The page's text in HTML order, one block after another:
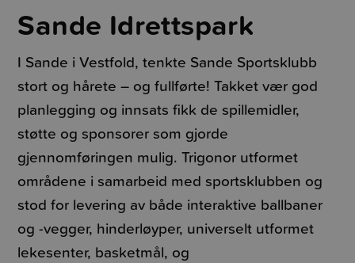
Sande Idrettspark
I Sande i Vestfold, tenkte Sande Sportsklubb
stort og hårete – og fullførte! Takket vær god
planlegging og innsats fikk de spillemidler,
støtte og sponsorer som gjorde
gjennomføringen mulig. Trigonor utformet
områdene i samarbeid med sportsklubben og
stod for levering av både interaktive ballbaner
og -vegger, hinderløyper, universelt utformet
lekesenter, basketmål, og